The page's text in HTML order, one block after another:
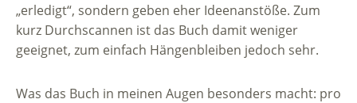
„erledigt“, sondern geben eher Ideenanstöße. Zum
kurz Durchscannen ist das Buch damit weniger
geeignet, zum einfach Hängenbleiben jedoch sehr.
Was das Buch in meinen Augen besonders macht: pro